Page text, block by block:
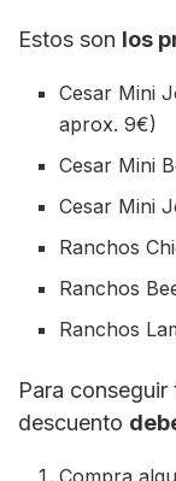
Estos son los
Cesar Mini
aprox. 9€)
Cesar Mini
Cesar Mini
Ranchos
Ranchos
Ranchos
Para
descuento